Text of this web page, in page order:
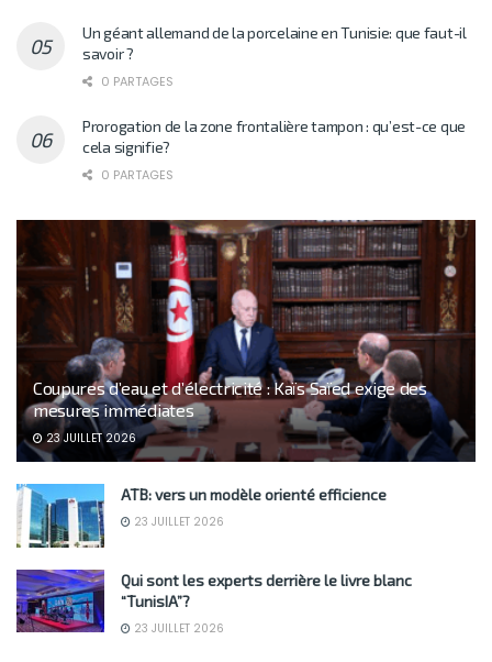
Un géant allemand de la porcelaine en Tunisie: que faut-il
savoir ?
0 PARTAGES
Prorogation de la zone frontalière tampon : qu’est-ce que
cela signifie?
0 PARTAGES
Coupures d’eau et d’électricité : Kaïs Saïed exige des
mesures immédiates
23 JUILLET 2026
ATB: vers un modèle orienté efficience
23 JUILLET 2026
Qui sont les experts derrière le livre blanc
“TunisIA”?
23 JUILLET 2026